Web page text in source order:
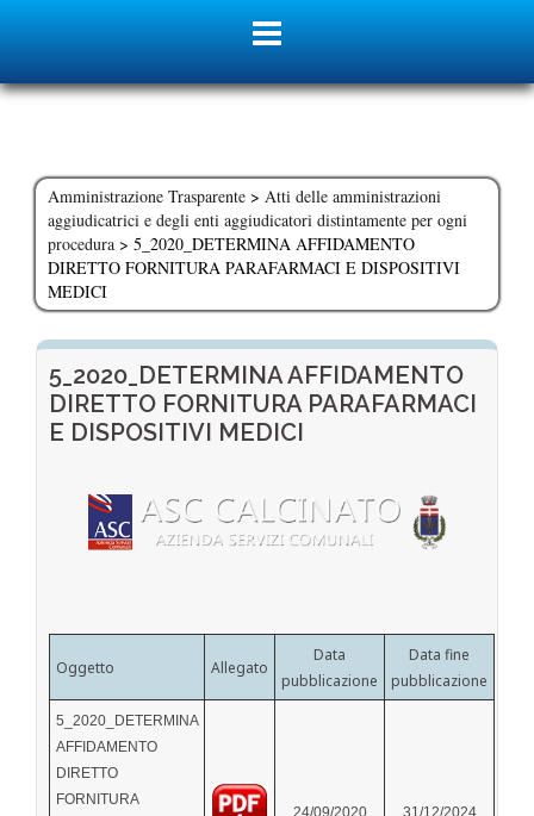
content
Amministrazione Trasparente > Atti delle amministrazioni
aggiudicatrici e degli enti aggiudicatori distintamente per ogni
procedura > 5_2020_DETERMINA AFFIDAMENTO
DIRETTO FORNITURA PARAFARMACI E DISPOSITIVI
MEDICI
5_2020_DETERMINA AFFIDAMENTO
DIRETTO FORNITURA PARAFARMACI
E DISPOSITIVI MEDICI
Oggetto Allegato
Data
pubblicazione
Data fine
pubblicazione
5_2020_DETERMINA
AFFIDAMENTO
DIRETTO
FORNITURA
24/09/2020 31/12/2024